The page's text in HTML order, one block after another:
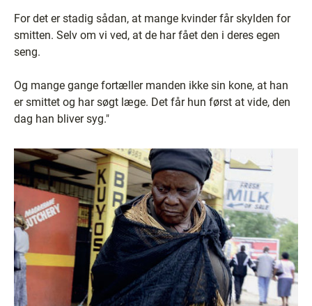
For det er stadig sådan, at mange kvinder får skylden for
smitten. Selv om vi ved, at de har fået den i deres egen
seng.
Og mange gange fortæller manden ikke sin kone, at han
er smittet og har søgt læge. Det får hun først at vide, den
dag han bliver syg."